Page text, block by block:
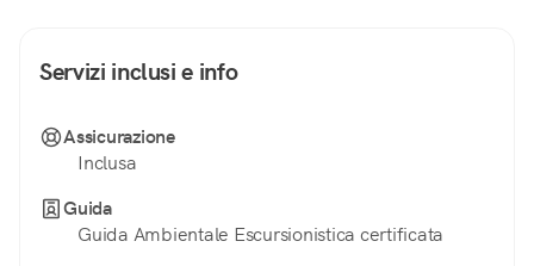
Servizi inclusi e info
Assicurazione
Inclusa
Guida
Guida Ambientale Escursionistica certificata